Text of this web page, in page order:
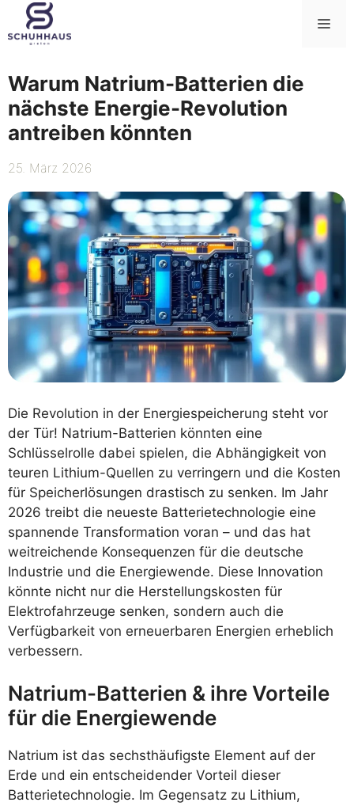
Zum
Inhalt
springen
Warum Natrium-Batterien die
nächste Energie-Revolution
antreiben könnten
25. März 2026
Die Revolution in der Energiespeicherung steht vor
der Tür! Natrium-Batterien könnten eine
Schlüsselrolle dabei spielen, die Abhängigkeit von
teuren Lithium-Quellen zu verringern und die Kosten
für Speicherlösungen drastisch zu senken. Im Jahr
2026 treibt die neueste Batterietechnologie eine
spannende Transformation voran – und das hat
weitreichende Konsequenzen für die deutsche
Industrie und die Energiewende. Diese Innovation
könnte nicht nur die Herstellungskosten für
Elektrofahrzeuge senken, sondern auch die
Verfügbarkeit von erneuerbaren Energien erheblich
verbessern.
Natrium-Batterien & ihre Vorteile
für die Energiewende
Natrium ist das sechsthäufigste Element auf der
Erde und ein entscheidender Vorteil dieser
Batterietechnologie. Im Gegensatz zu Lithium,